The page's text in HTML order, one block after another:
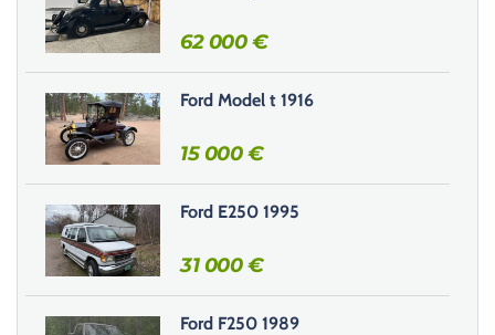
h
a
m
p
v
d
e
.
62 000€
Ford Model t 1916
15 000€
Ford E250 1995
31 000€
Ford F250 1989